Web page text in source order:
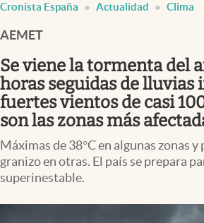
España
Cronista España Actualidad Clima
AEMET
Se viene la tormenta del
horas seguidas de lluvias
fuertes vientos de casi
son las zonas más
Máximas de 38°C en algunas zonas
granizo en otras. El país se prepara
superinestable.